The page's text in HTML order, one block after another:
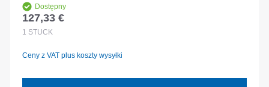
Dostępny
Cena regularna:
127,33 €
1 STÜCK
Ceny z VAT plus koszty wysyłki